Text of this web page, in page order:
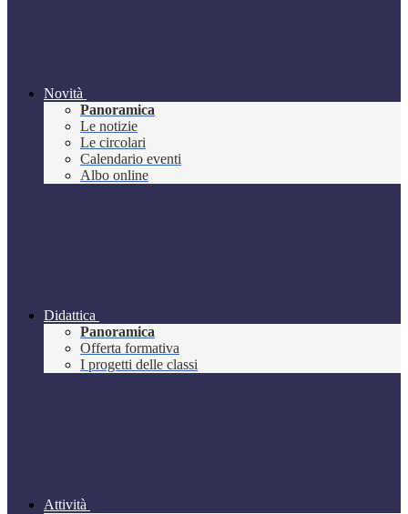
Novità
Panoramica
Le notizie
Le circolari
Calendario eventi
Albo online
Didattica
Panoramica
Offerta formativa
I progetti delle classi
Attività